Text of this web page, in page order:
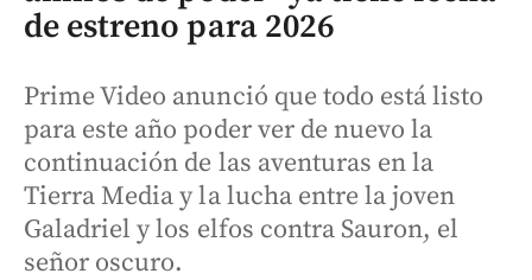
de estreno para 2026
Prime Video anunció que todo está listo
para este año poder ver de nuevo la
continuación de las aventuras en la
Tierra Media y la lucha entre la joven
Galadriel y los elfos contra Sauron, el
señor oscuro.